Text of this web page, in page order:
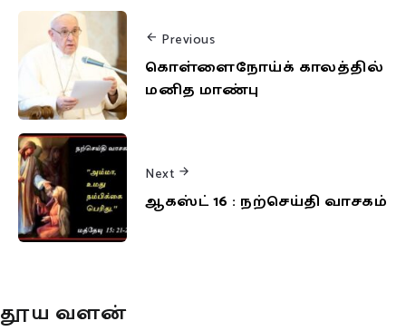
Previous
கொள்ளைநோய்க் காலத்தில்
மனித மாண்பு
Next
ஆகஸ்ட் 16 : நற்செய்தி வாசகம்
தூய வளன்